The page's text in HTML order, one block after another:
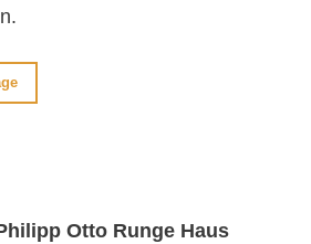
Otto Runge Haus